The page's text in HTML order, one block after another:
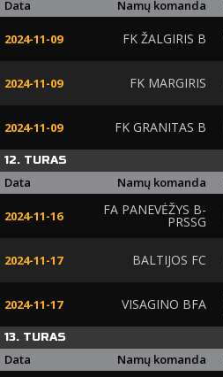
Data Namų komanda
2024-11-09 FK ŽALGIRIS B
2024-11-09 FK MARGIRIS
2024-11-09 FK GRANITAS B
12. TURAS
Data Namų komanda
2024-11-16 FA PANEVĖŽYS B-
PRSSG
2024-11-17 BALTIJOS FC
2024-11-17 VISAGINO BFA
13. TURAS
Data Namų komanda